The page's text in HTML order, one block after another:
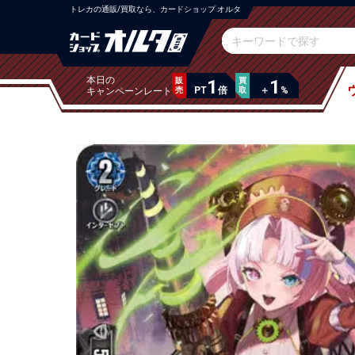
トレカの通販/買取なら、カードショップ オルタ
本日の
キャンペーンレート
販
売
PT1 倍
買
取
＋ 1 %